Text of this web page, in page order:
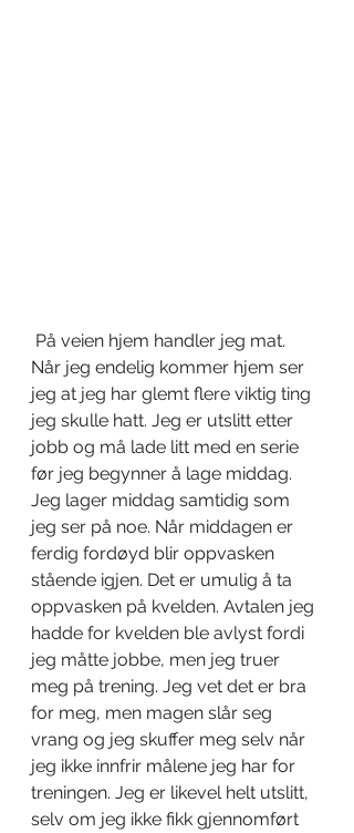
Når jeg endelig kommer hjem ser
jeg at jeg har glemt flere viktig ting
jeg skulle hatt. Jeg er utslitt etter
jobb og må lade litt med en serie
før jeg begynner å lage middag.
Jeg lager middag samtidig som
jeg ser på noe. Når middagen er
ferdig fordøyd blir oppvasken
stående igjen. Det er umulig å ta
oppvasken på kvelden. Avtalen jeg
hadde for kvelden ble avlyst fordi
jeg måtte jobbe, men jeg truer
meg på trening. Jeg vet det er bra
for meg, men magen slår seg
vrang og jeg skuffer meg selv når
jeg ikke innfrir målene jeg har for
treningen. Jeg er likevel helt utslitt,
selv om jeg ikke fikk gjennomført